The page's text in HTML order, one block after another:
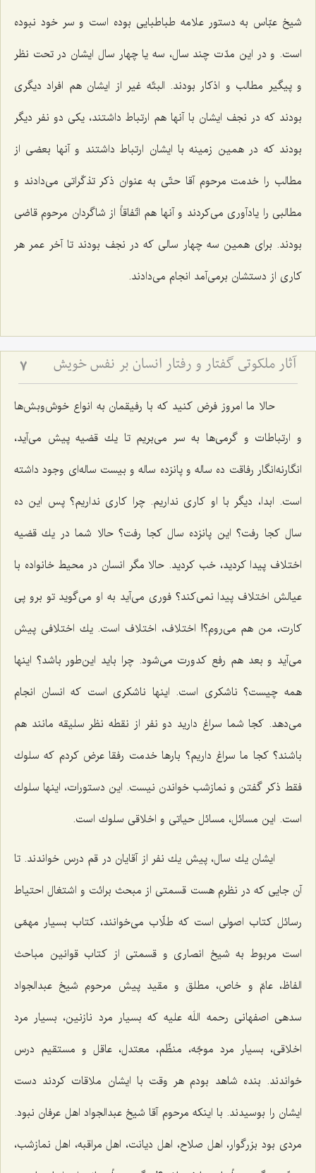
شیخ عبّاس به دستور علامه طباطبایی بوده است و سر خود نبوده
است. و در این مدّت چند سال، سه یا چهار سال ایشان در تحت نظر
و پیگیر مطالب و اذكار بودند. البتّه غیر از ایشان هم افراد دیگری
بودند كه در نجف ایشان با آنها هم ارتباط داشتند، یكی دو نفر دیگر
بودند كه در همین زمینه با ایشان ارتباط داشتند و آنها بعضی از
مطالب را خدمت مرحوم آقا حتّی به عنوان ذكر تذكّراتی می‌دادند و
مطالبی را یادآوری می‌كردند و آنها هم اتّفاقاً از شاگردان مرحوم قاضی
بودند. برای همین سه چهار سالی كه در نجف بودند تا آخر عمر هر
كاری از دستشان برمی‌آمد انجام می‌دادند.
آثار ملکوتی گفتار و رفتار انسان بر نفس خویش 7
حالا ما امروز فرض كنید كه با رفیقمان به انواع خوش‌وبش‌ها
و ارتباطات و گرمی‌ها به سر می‌بریم تا یك قضیه پیش می‌آید،
انگارنه‌انگار رفاقت ده ساله و پانزده ساله و بیست ساله‌ای وجود داشته
است. ابدا، دیگر با او كاری نداریم. چرا كاری نداریم؟ پس این ده
سال كجا رفت؟ این پانزده سال كجا رفت؟ حالا شما در یك قضیه
اختلاف پیدا كردید، خب كردید. حالا مگر انسان در محیط خانواده با
عیالش اختلاف پیدا نمی‌كند؟ فوری می‌آید به او می‌گوید تو برو پی
كارت، من هم می‌روم؟! اختلاف، اختلاف است. یك اختلافی پیش
می‌آید و بعد هم رفع كدورت می‌شود. چرا باید این‌طور باشد؟ اینها
همه چیست؟ ناشكری است. اینها ناشكری است كه انسان انجام
می‌دهد. كجا شما سراغ دارید دو نفر از نقطه نظر سلیقه مانند هم
باشند؟ كجا ما سراغ داریم؟ بارها خدمت رفقا عرض كردم كه سلوك
فقط ذكر گفتن و نمازشب خواندن نیست. این دستورات، اینها سلوك
است. این مسائل، مسائل حیاتی و اخلاقی سلوك است.
ایشان یك سال، پیش یك نفر از آقایان در قم درس خواندند. تا
آن جایی كه در نظرم هست قسمتی از مبحث برائت و اشتغال احتیاط
رسائل كتاب اصولی است كه طلّاب می‌خوانند، كتاب بسیار مهمّی
است مربوط به شیخ انصاری و قسمتی از كتاب قوانین مباحث
الفاظ، عامّ و خاص، مطلق و مقید پیش مرحوم شیخ عبدالجواد
سدهی اصفهانی رحمه اللَه علیه كه بسیار مرد نازنین، بسیار مرد
اخلاقی، بسیار مرد موجّه، منظّم، معتدل، عاقل و مستقیم درس
خواندند. بنده شاهد بودم هر وقت با ایشان ملاقات كردند دست
ایشان را بوسیدند. با اینكه مرحوم آقا شیخ عبدالجواد اهل عرفان نبود.
مردی بود بزرگوار، اهل صلاح، اهل دیانت، اهل مراقبه، اهل نمازشب،